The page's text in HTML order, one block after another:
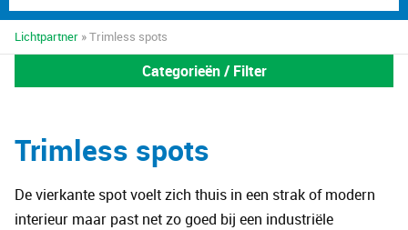
Lichtpartner » Trimless spots
Categorieën / Filter
Trimless spots
De vierkante spot voelt zich thuis in een strak of modern
interieur maar past net zo goed bij een industriële